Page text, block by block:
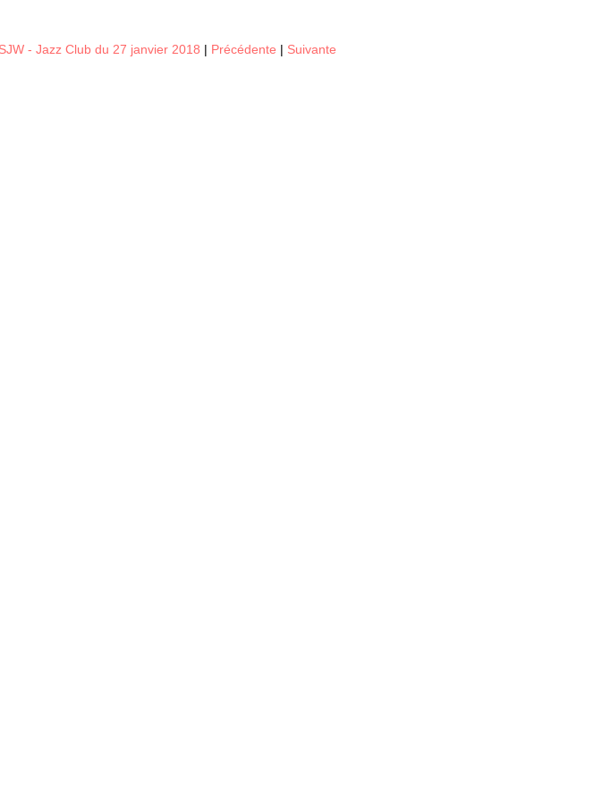
- Jazz Club du 27 janvier 2018 | Précédente | Suivante